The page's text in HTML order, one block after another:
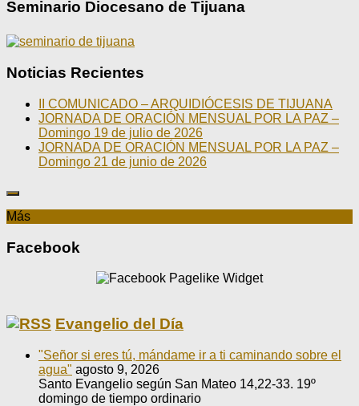
Seminario Diocesano de Tijuana
Noticias Recientes
II COMUNICADO – ARQUIDIÓCESIS DE TIJUANA
JORNADA DE ORACIÓN MENSUAL POR LA PAZ –
Domingo 19 de julio de 2026
JORNADA DE ORACIÓN MENSUAL POR LA PAZ –
Domingo 21 de junio de 2026
Más
Facebook
Evangelio del Día
"Señor si eres tú, mándame ir a ti caminando sobre el
agua" agosto 9, 2026
Santo Evangelio según San Mateo 14,22-33. 19º
domingo de tiempo ordinario